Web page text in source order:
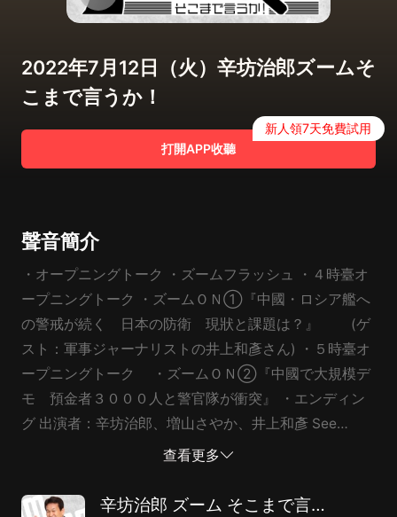
2022年7月12日（火）辛坊治郎ズームそ
こまで言うか！
打開APP收聽
新人領7天免費試用
聲音簡介
・オープニングトーク ・ズームフラッシュ ・４時臺オ
ープニングトーク ・ズームＯＮ①『中國・ロシア艦へ
の警戒が続く 日本の防衛 現狀と課題は？』 (ゲ
スト：軍事ジャーナリストの井上和彥さん) ・５時臺オ
ープニングトーク ・ズームＯＮ②『中國で大規模デ
モ 預金者３０００人と警官隊が衝突』 ・エンディン
グ 出演者：辛坊治郎、増山さやか、井上和彥 See
omnystudio.com/listener for privacy information.
查看更多
辛坊治郎 ズーム そこまで言うか！